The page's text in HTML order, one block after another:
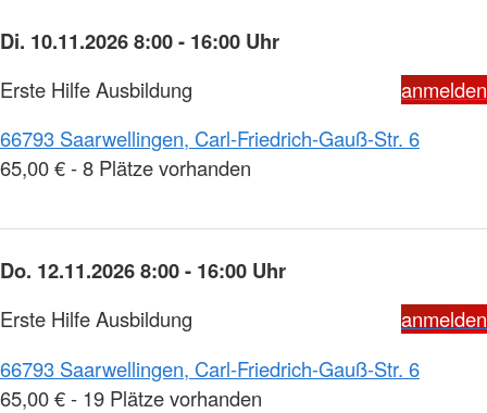
Di. 10.11.2026 8:00 - 16:00 Uhr
Erste Hilfe Ausbildung
anmelden
66793 Saarwellingen, Carl-Friedrich-Gauß-Str. 6
65,00 € - 8 Plätze vorhanden
Do. 12.11.2026 8:00 - 16:00 Uhr
Erste Hilfe Ausbildung
anmelden
66793 Saarwellingen, Carl-Friedrich-Gauß-Str. 6
65,00 € - 19 Plätze vorhanden